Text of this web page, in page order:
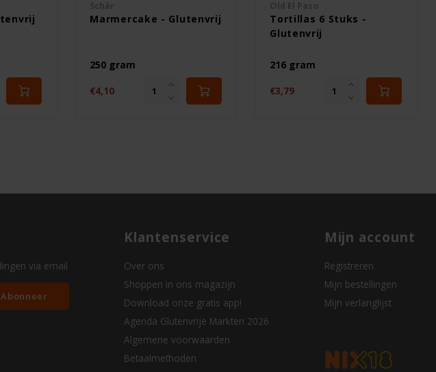
Marmercake - Glutenvrij
250 gram
€4,10
Tortillas 6 Stuks -
Glutenvrij
216 gram
€3,79
via email
Abonneer
Klantenservice
Over ons
Shoppen in ons magazijn
Download onze gratis app!
Agenda Glutenvrije Markten 2026
Algemene voorwaarden
Betaalmethoden
Mijn account
Registreren
Mijn bestellingen
Mijn verlanglijst